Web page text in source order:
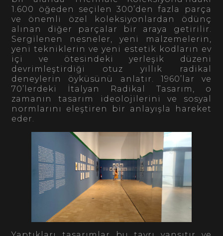
1.600 öğeden seçilen 300’den fazla parça
ve önemli özel koleksiyonlardan ödünç
alınan diğer parçalar bir araya getirilir.
Sergilenen nesneler, yeni malzemelerin,
yeni tekniklerin ve yeni estetik kodların ev
içi ve ötesindeki yerleşik düzeni
devrimleştirdiği otuz yıllık radikal
deneylerin öyküsünü anlatır. 1960’lar ve
70’lerdeki İtalyan Radikal Tasarım, o
zamanın tasarım ideolojilerini ve sosyal
normlarını eleştiren bir anlayışla hareket
eder.